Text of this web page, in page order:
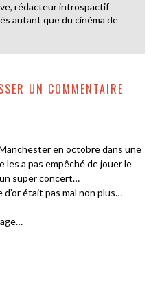
rédacteur introspactif
autant que du cinéma de
UN COMMENTAIRE
en octobre dans une
les a pas empêché de jouer le
super concert…
était pas mal non plus…